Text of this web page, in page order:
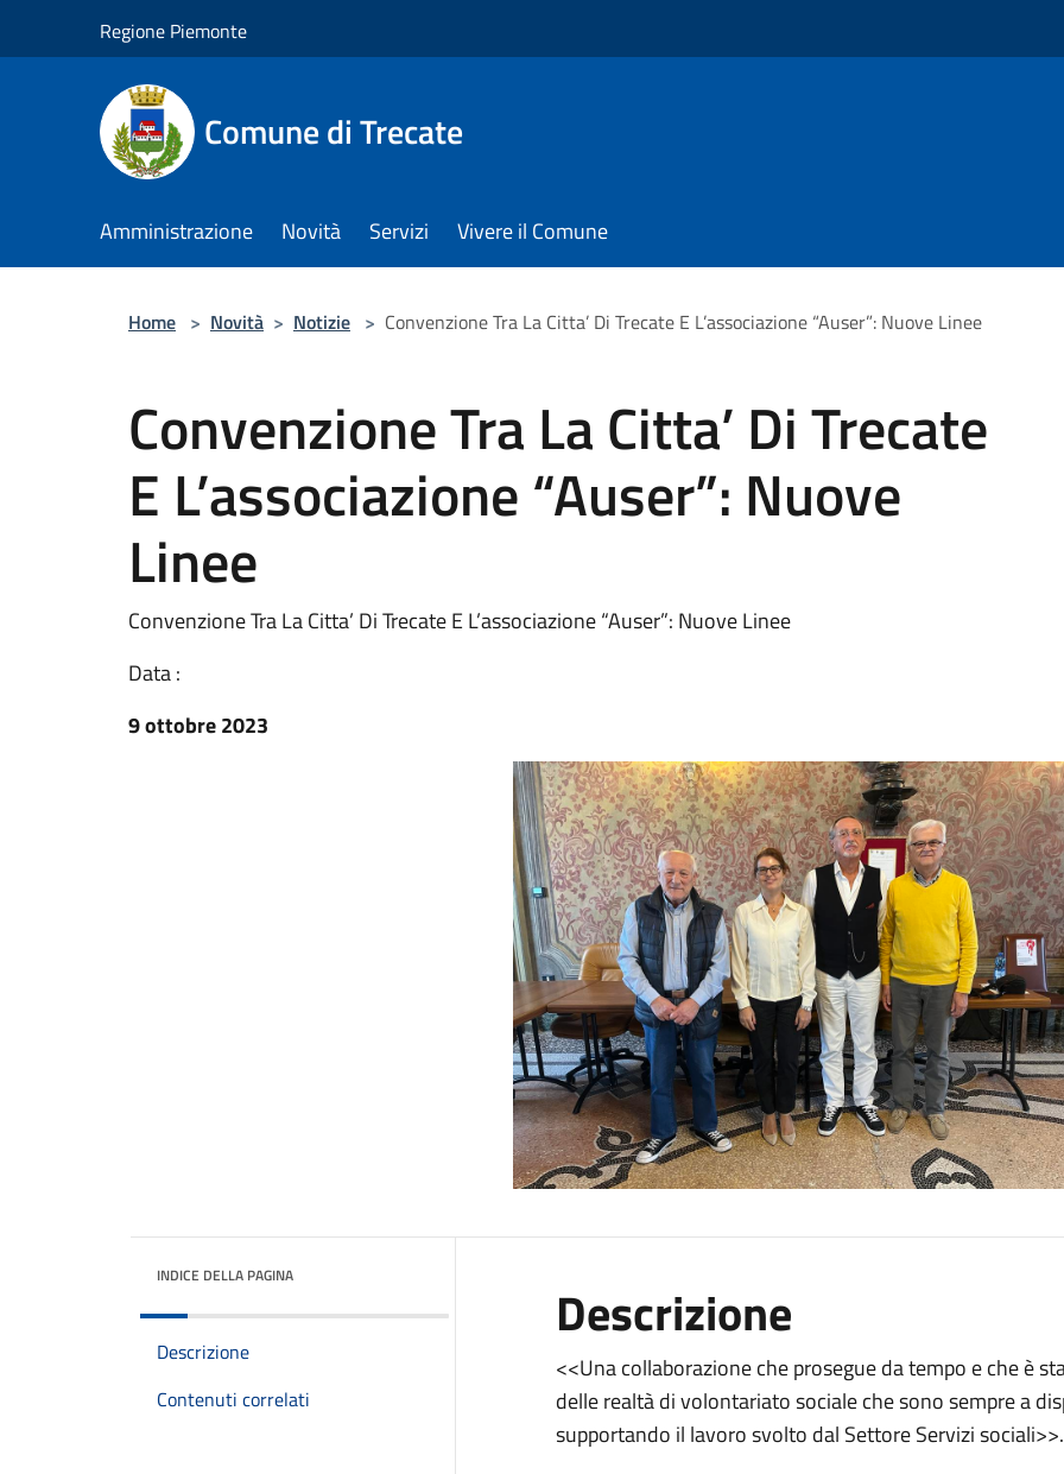
Regione Piemonte
Comune di Trecate
Amministrazione Novità Servizi Vivere il Comune
Home > Novità > Notizie > Convenzione Tra La Citta’ Di Trecate E L’associazione “Auser”: Nuove Linee
Convenzione Tra La Citta’ Di Trecate
E L’associazione “Auser”: Nuove
Linee
Convenzione Tra La Citta’ Di Trecate E L’associazione “Auser”: Nuove Linee
Data :
9 ottobre 2023
INDICE DELLA PAGINA
Descrizione
Contenuti correlati
Descrizione
<<Una collaborazione che prosegue da tempo e che è
delle realtà di volontariato sociale che sono sempre a
supportando il lavoro svolto dal Settore Servizi sociali>>.